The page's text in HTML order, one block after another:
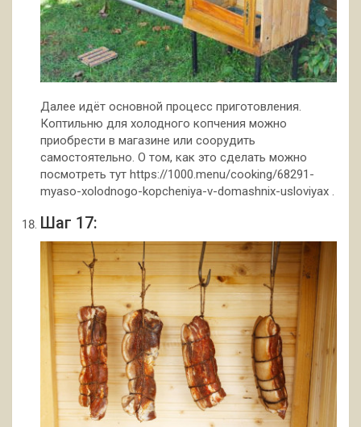
Далее идёт основной процесс приготовления.
Коптильню для холодного копчения можно
приобрести в магазине или соорудить
самостоятельно. О том, как это сделать можно
посмотреть тут https://1000.menu/cooking/68291-
myaso-xolodnogo-kopcheniya-v-domashnix-usloviyax .
Шаг 17: